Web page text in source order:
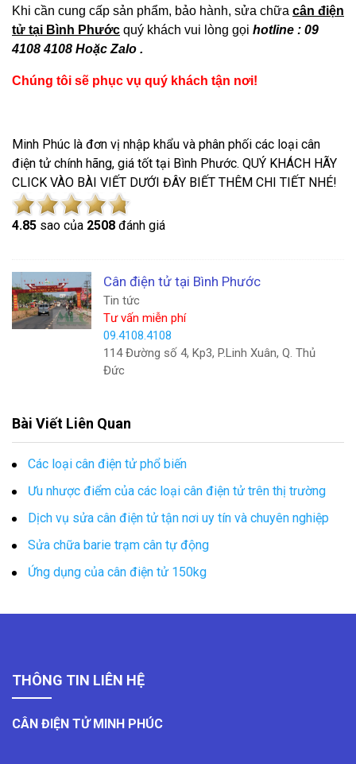
Khi cần cung cấp sản phẩm, bảo hành, sửa chữa cân điện
tử tại Bình Phước quý khách vui lòng gọi hotline : 09
4108 4108 Hoặc Zalo .
Chúng tôi sẽ phục vụ quý khách tận nơi!
Minh Phúc là đơn vị nhập khẩu và phân phối các loại cân
điện tử chính hãng, giá tốt tại Bình Phước. QUÝ KHÁCH HÃY
CLICK VÀO BÀI VIẾT DƯỚI ĐÂY BIẾT THÊM CHI TIẾT NHÉ!
4.85 sao của 2508 đánh giá
Cân điện tử tại Bình Phước
Tin tức
Tư vấn miễn phí
09.4108.4108
114 Đường số 4, Kp3, P.Linh Xuân, Q. Thủ
Đức
Bài Viết Liên Quan
Các loại cân điện tử phổ biến
Ưu nhược điểm của các loại cân điện tử trên thị trường
Dịch vụ sửa cân điện tử tận nơi uy tín và chuyên nghiệp
Sửa chữa barie trạm cân tự động
Ứng dụng của cân điện tử 150kg
THÔNG TIN LIÊN HỆ
CÂN ĐIỆN TỬ MINH PHÚC